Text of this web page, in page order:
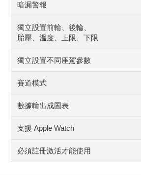
暗漏警報
獨立設置前輪、後輪、
胎壓、溫度、上限、下限
獨立設置不同座駕參數
賽道模式
數據輸出成圖表
支援 Apple Watch
必須註冊激活才能使用